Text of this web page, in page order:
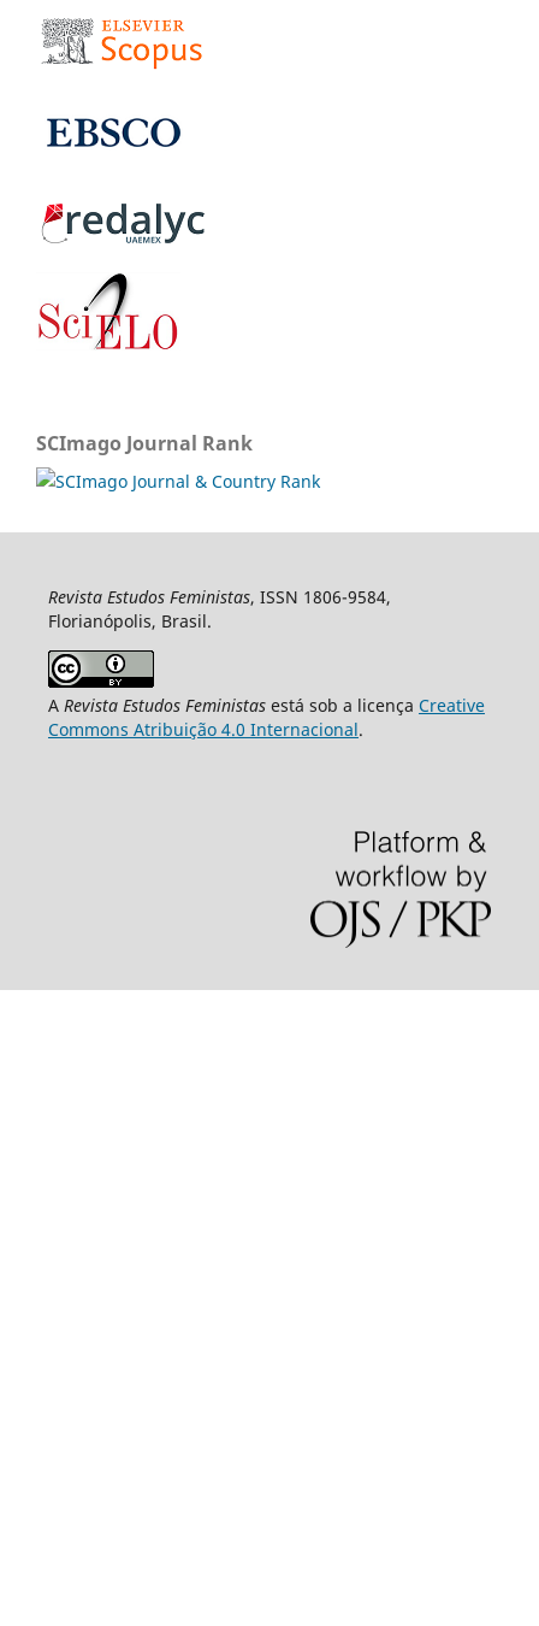
SCImago Journal Rank
Revista Estudos Feministas, ISSN 1806-9584,
Florianópolis, Brasil.
A Revista Estudos Feministasestá sob a licença Creative
Commons Atribuição 4.0 Internacional.